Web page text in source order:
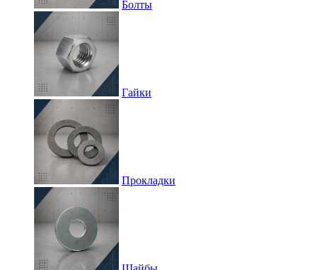
Болты
Гайки
Прокладки